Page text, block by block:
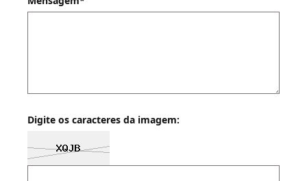
Digite os caracteres da imagem: